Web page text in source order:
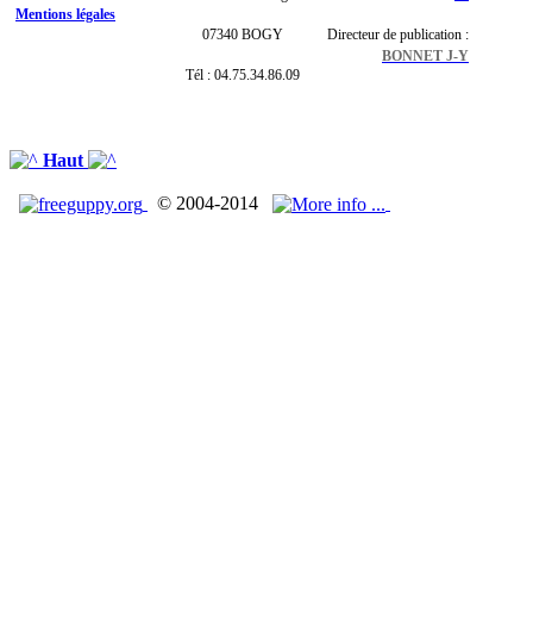
Mentions légales
07340 BOGY
Tél : 04.75.34.86.09
Directeur de publication :
BONNET J-Y
Haut
© 2004-2014